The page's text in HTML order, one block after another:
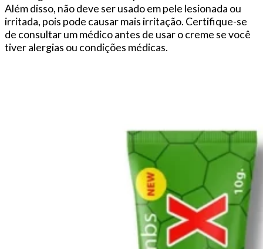
product
page
Além disso, não deve ser usado em pele lesionada ou
irritada, pois pode causar mais irritação. Certifique-se
de consultar um médico antes de usar o creme se você
tiver alergias ou condições médicas.